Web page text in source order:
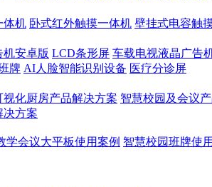
体机 卧式红外触摸一体机 壁挂式电容触
安卓版 LCD条形屏 车载电视液晶广告
牌 AI人脸智能识别设备 医疗分诊屏
视化厨房产品解决方案 智慧校园及会议
决方案
学会议大平板使用案例 智慧校园班牌使